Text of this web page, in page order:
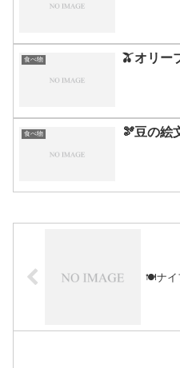
食べ物 🫒オリー
食べ物 🫘豆の絵
🍽️ナイ